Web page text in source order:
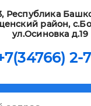
Республика
район,
ул.Осиновка д.19
2-